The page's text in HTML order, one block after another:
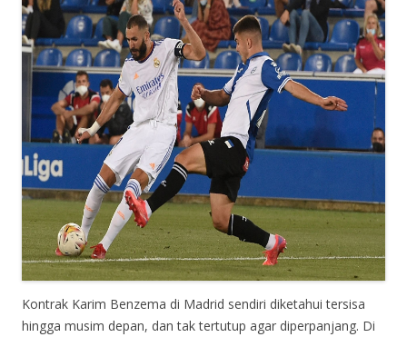
Kontrak Karim Benzema di Madrid sendiri diketahui tersisa
hingga musim depan, dan tak tertutup agar diperpanjang. Di